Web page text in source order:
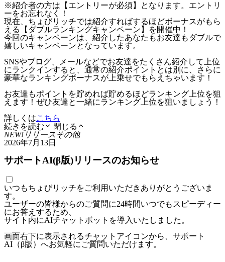
※紹介者の方は【エントリーが必須】となります。エントリ
ーをお忘れなく！
現在、ちょびリッチでは紹介すればするほどボーナスがもら
える【ダブルランキングキャンペーン】を開催中！
今回のキャンペーンは、紹介したあなたもお友達もダブルで
嬉しいキャンペーンとなっています。
SNSやブログ、メールなどでお友達をたくさん紹介して上位
にランクインすると、通常の紹介ポイントとは別に、さらに
豪華なランキングボーナスが上乗せでもらえちゃいます！
お友達もポイントを貯めれば貯めるほどランキング上位を狙
えます！ぜひ友達と一緒にランキング上位を狙いましょう！
詳しくはこちら
続きを読む
閉じる
NEW! リリースその他
2026年7月13日
サポートAI(β版)リリースのお知らせ
いつもちょびリッチをご利用いただきありがとうございま
す。
ユーザーの皆様からのご質問に24時間いつでもスピーディー
にお答えするため、
サイト内にAIチャットボットを導入いたしました。
画面右下に表示されるチャットアイコンから、サポート
AI（β版）へお気軽にご質問いただけます。